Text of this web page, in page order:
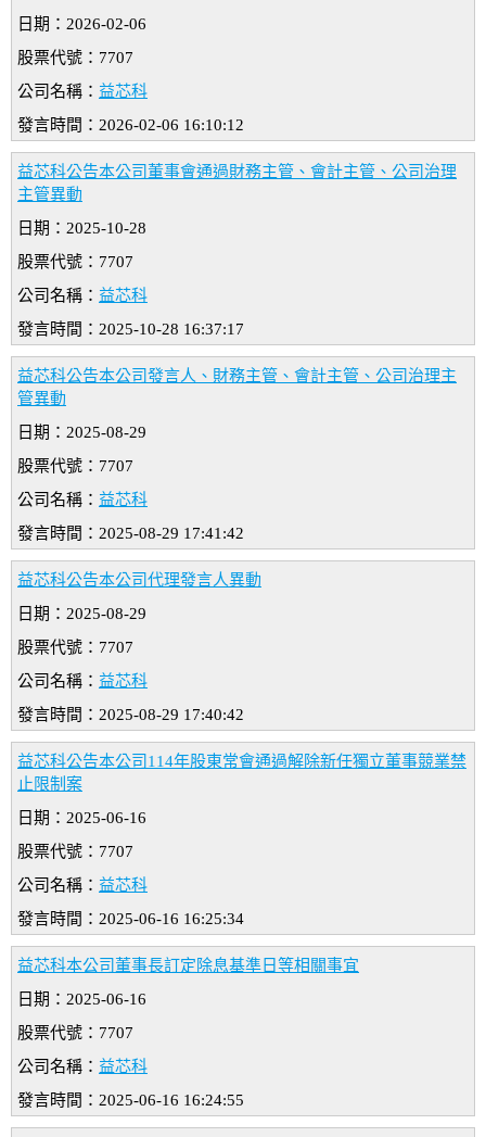
日期：2026-02-06
股票代號：7707
公司名稱： 益芯科
發言時間：2026-02-06 16:10:12
益芯科公告本公司董事會通過財務主管、會計主管、公司治理
主管異動
日期：2025-10-28
股票代號：7707
公司名稱： 益芯科
發言時間：2025-10-28 16:37:17
益芯科公告本公司發言人、財務主管、會計主管、公司治理主
管異動
日期：2025-08-29
股票代號：7707
公司名稱： 益芯科
發言時間：2025-08-29 17:41:42
益芯科公告本公司代理發言人異動
日期：2025-08-29
股票代號：7707
公司名稱： 益芯科
發言時間：2025-08-29 17:40:42
益芯科公告本公司114年股東常會通過解除新任獨立董事競業禁
止限制案
日期：2025-06-16
股票代號：7707
公司名稱： 益芯科
發言時間：2025-06-16 16:25:34
益芯科本公司董事長訂定除息基準日等相關事宜
日期：2025-06-16
股票代號：7707
公司名稱： 益芯科
發言時間：2025-06-16 16:24:55